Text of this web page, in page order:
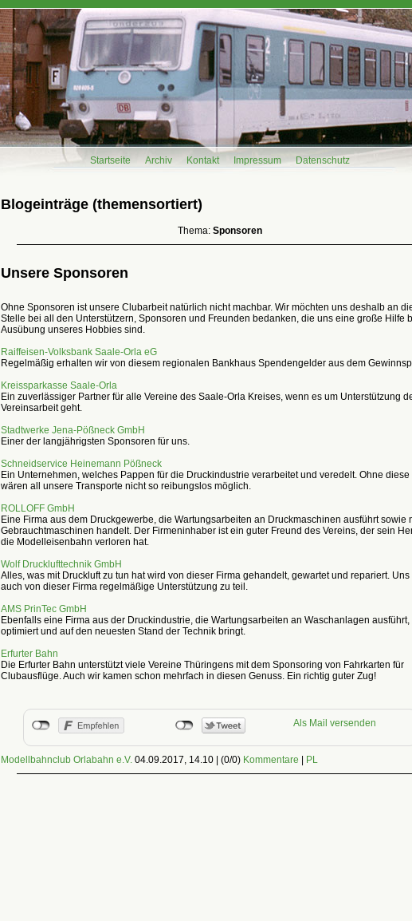
Startseite Archiv Kontakt Impressum Datenschutz
Blogeinträge (themensortiert)
Thema: Sponsoren
Unsere Sponsoren
Ohne Sponsoren ist unsere Clubarbeit natürlich nicht machbar. Wir möchten uns deshalb an
Stelle bei all den Unterstützern, Sponsoren und Freunden bedanken, die uns eine große Hilfe
Ausübung unseres Hobbies sind.
Raiffeisen-Volksbank Saale-Orla eG
Regelmäßig erhalten wir von diesem regionalen Bankhaus Spendengelder aus dem
Kreissparkasse Saale-Orla
Ein zuverlässiger Partner für alle Vereine des Saale-Orla Kreises, wenn es um Unterstützung
Vereinsarbeit geht.
Stadtwerke Jena-Pößneck GmbH
Einer der langjährigsten Sponsoren für uns.
Schneidservice Heinemann Pößneck
Ein Unternehmen, welches Pappen für die Druckindustrie verarbeitet und veredelt. Ohne diese
wären all unsere Transporte nicht so reibungslos möglich.
ROLLOFF GmbH
Eine Firma aus dem Druckgewerbe, die Wartungsarbeiten an Druckmaschinen ausführt sowie
Gebrauchtmaschinen handelt. Der Firmeninhaber ist ein guter Freund des Vereins, der sein
die Modelleisenbahn verloren hat.
Wolf Drucklufttechnik GmbH
Alles, was mit Druckluft zu tun hat wird von dieser Firma gehandelt, gewartet und repariert. Uns
auch von dieser Firma regelmäßige Unterstützung zu teil.
AMS PrinTec GmbH
Ebenfalls eine Firma aus der Druckindustrie, die Wartungsarbeiten an Waschanlagen ausführt,
optimiert und auf den neuesten Stand der Technik bringt.
Erfurter Bahn
Die Erfurter Bahn unterstützt viele Vereine Thüringens mit dem Sponsoring von Fahrkarten für
Clubausflüge. Auch wir kamen schon mehrfach in diesen Genuss. Ein richtig guter Zug!
Als Mail versenden
Modellbahnclub Orlabahn e.V. 04.09.2017, 14.10 | (0/0) Kommentare | PL